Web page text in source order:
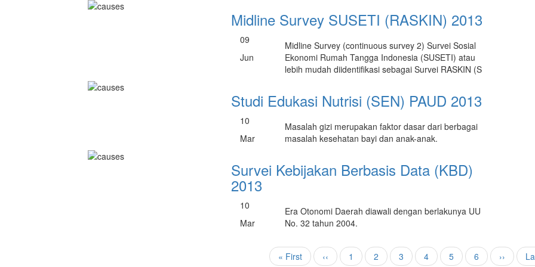
Midline Survey SUSETI (RASKIN) 2013
09
Jun
Midline Survey (continuous survey 2) Survei Sosial
Ekonomi Rumah Tangga Indonesia (SUSETI) atau
lebih mudah diidentifikasi sebagai Survei RASKIN (S
Studi Edukasi Nutrisi (SEN) PAUD 2013
10
Mar
Masalah gizi merupakan faktor dasar dari berbagai
masalah kesehatan bayi dan anak-anak.
Survei Kebijakan Berbasis Data (KBD)
2013
10
Mar
Era Otonomi Daerah diawali dengan berlakunya UU
No. 32 tahun 2004.
First
« First
Halaman
‹‹ Page
1 Page
2 Page
3
Halaman
4 Page
5 Page
6
Halaman
››